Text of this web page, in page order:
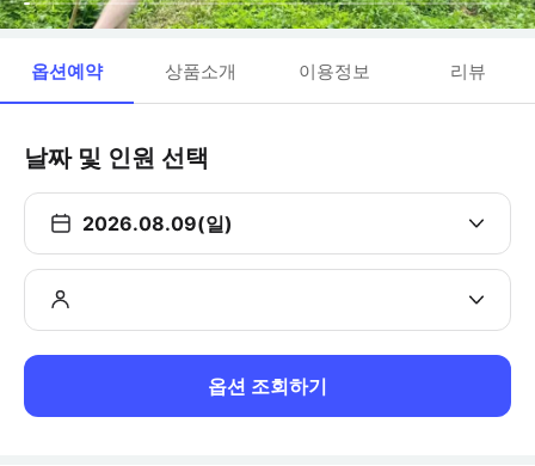
옵션예약 상품소개 이용정보 리뷰
날짜 및 인원 선택
2026.08.09(일)
옵션 조회하기